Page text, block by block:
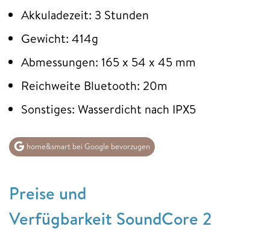
Akkuladezeit: 3 Stunden
Gewicht: 414g
Abmessungen: 165 x 54 x 45 mm
Reichweite Bluetooth: 20m
Sonstiges: Wasserdicht nach IPX5
home&smart bei Google bevorzugen
Preise und
Verfügbarkeit SoundCore 2